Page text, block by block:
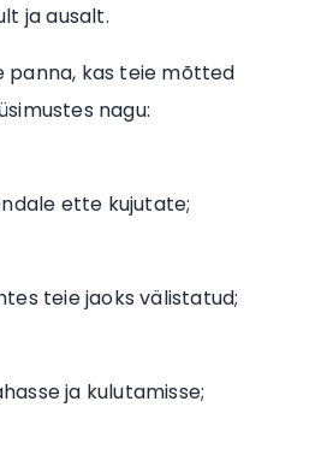
ja ausalt.
panna, kas teie mõtted
nagu:
ette kujutate;
teie jaoks välistatud;
ja kulutamisse;